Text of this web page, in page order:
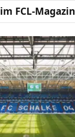
im FCL-Magazin